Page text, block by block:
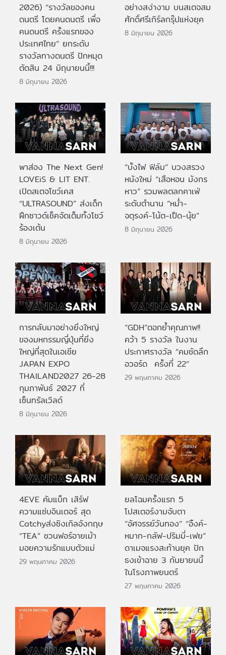
2026) “รางวัลของคน
ดนตรี โดยคนดนตรี เพื่อ
คนดนตรี ครั้งแรกของ
ประเทศไทย” ยกระดับ
รางวัลทางดนตรี ปักหมุด
ตัดสิน 24 มิถุนายนนี้!!!
8 มิถุนายน 2026
อย่างสง่างาม บนสเตจสม
ศักดิ์ศรีเกิร์ลกรุ๊ปแห่งยุค
8 มิถุนายน 2026
พาส่อง The Next Gen!
LOVEiS & LIT ENT.
เปิดสเตจโชว์เคส
“ULTRASOUND” ส่งเด็ก
ฝึกซาวด์เช็คจัดเต็มทั้งโชว์
ร้องเต้น
8 มิถุนายน 2026
“บั้งไฟ ฟิล์ม” บวงสรวง
หนังใหม่ “เสือหอน มังกร
หาว” รวมพลตลกคาเฟ่
ระดับตำนาน “หม่ำ-
จตุรงค์-โน้ต-เป็ด-นุ้ย”
8 มิถุนายน 2026
การกลับมาอย่างยิ่งใหญ่
ของมหกรรมญี่ปุ่นที่ยิ่ง
ใหญ่ที่สุดในเอเชีย
JAPAN EXPO
THAILAND2027 26-28
กุมภาพันธ์ 2027 ที่
เซ็นทรัลเวิลด์
8 มิถุนายน 2026
“GDH”ตอกย้ำคุณภาพ!!
คว้า 5 รางวัล ในงาน
ประกาศรางวัล “คมชัดลึก
อวอร์ด ครั้งที่ 22”
29 พฤษภาคม 2026
4EVE คัมแบ็ก เสิร์ฟ
ความแซ่บอินเตอร์ สุด
Catchyส่งซิงเกิลอังกฤษ
“TEA” ชวนฟอร์อายเม้า
มอยความรักแบบตัวแม่
29 พฤษภาคม 2026
ยลโฉมครั้งแรก 5
โปสเตอร์งามจับตา
“อัศจรรย์วันทอง” “อิ้งค์-
หมาก-กลัฟ-ปริมมี่-เฟย”
ดาเมจแรงสะท้านยุค ปัก
ธงเข้าฉาย 3 กันยายนนี้
ในโรงภาพยนตร์
27 พฤษภาคม 2026